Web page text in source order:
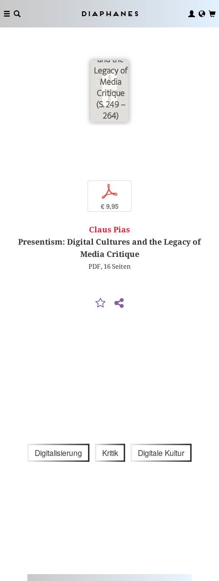
Diaphanes
Presentism:
and the
Legacy of
Media
Critique
(S. 249 –
264)
p
€ 9,95
Claus Pias
Presentism: Digital Cultures and the Legacy of
Media Critique
PDF, 16 Seiten
Digitalisierung Kritik Digitale Kultur